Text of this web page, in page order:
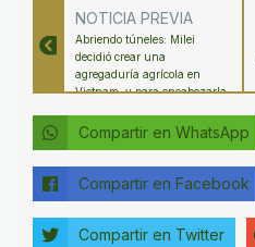
NOTICIA PREVIA
Abriendo túneles: Milei
decidió crear una
agregaduría agrícola en
Vietnam, y para encabezarla
acostumbrado a lidiar con ?
los sucios comunistas?
Compartir en WhatsApp
Compartir en Facebook
Compartir en Twitter